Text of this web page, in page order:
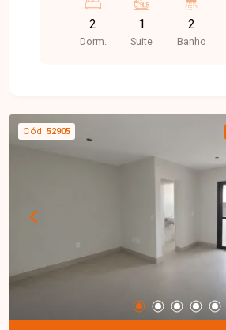
Condomínio conta com 2 vagas
cobertas, bicicletário, portaria,
espaço fitness, hall de entrada,
2
Dorm.
1
Suite
2
Banho
Cód. 52905